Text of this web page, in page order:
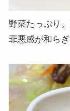
野菜たっぷり
罪悪感が和ら